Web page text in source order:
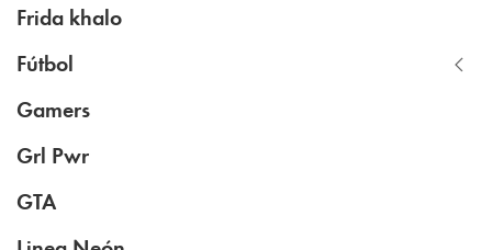
Frida khalo
Fútbol
Gamers
Grl Pwr
GTA